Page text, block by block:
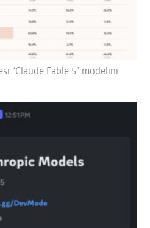
“Claude Fable 5” modelini